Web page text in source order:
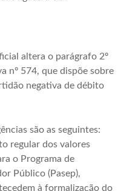
altera o parágrafo 2º
nº 574, que dispõe sobre
negativa de débito
são as seguintes:
regular dos valores
o Programa de
Público (Pasep),
à formalização do